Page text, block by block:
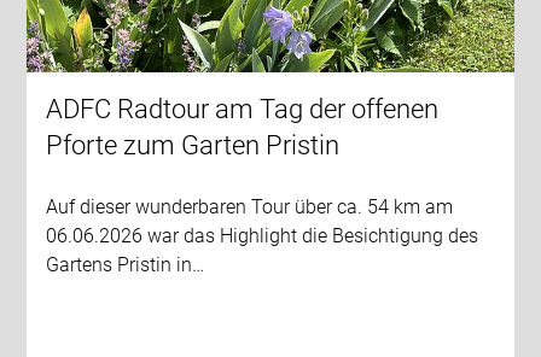
ADFC Radtour am Tag der offenen
Pforte zum Garten Pristin
Auf dieser wunderbaren Tour über ca. 54 km am
06.06.2026 war das Highlight die Besichtigung des
Gartens Pristin in…